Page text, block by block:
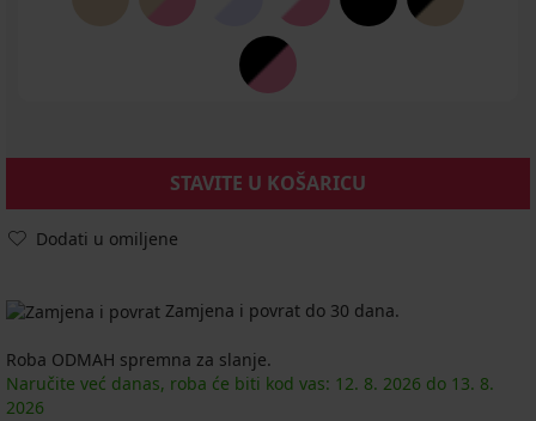
STAVITE U KOŠARICU
Dodati u omiljene
Zamjena i povrat do 30 dana.
Roba ODMAH spremna za slanje.
Naručite već danas, roba će biti kod vas: 12. 8. 2026 do 13. 8.
2026